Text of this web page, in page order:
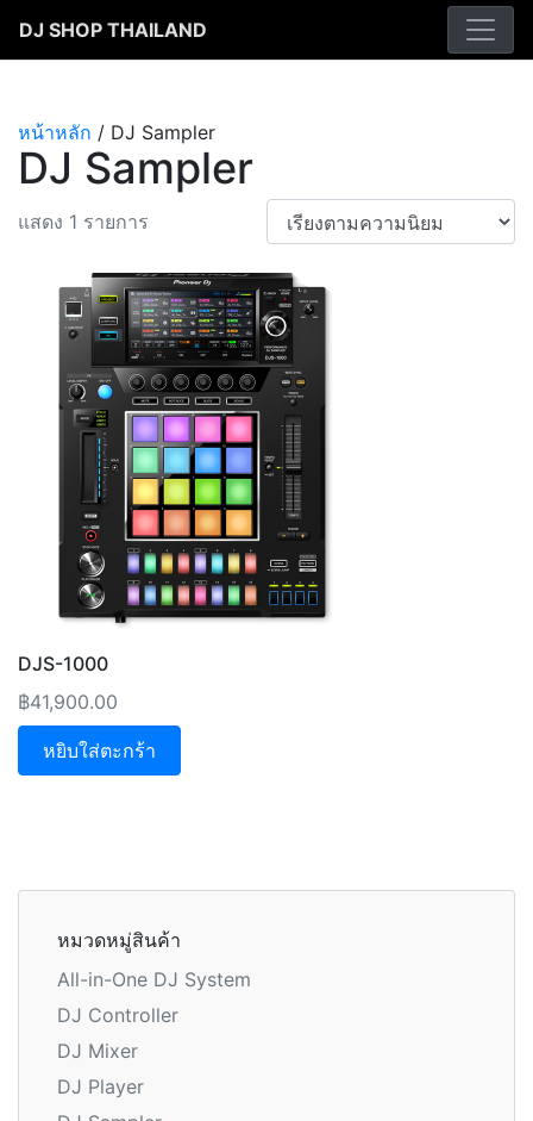
DJ SHOP THAILAND
หน้าหลัก / DJ Sampler
DJ Sampler
แสดง 1 รายการ
DJS-1000
฿41,900.00
หยิบใส่ตะกร้า
หมวดหมู่สินค้า
All-in-One DJ System
DJ Controller
DJ Mixer
DJ Player